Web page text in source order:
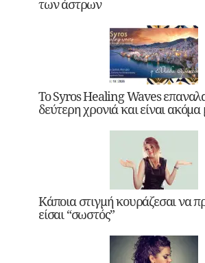
των άστρων
Το Syros Healing Waves
δεύτερη χρονιά και είναι
Κάποια στιγμή κουράζεσαι να
είσαι “σωστός”